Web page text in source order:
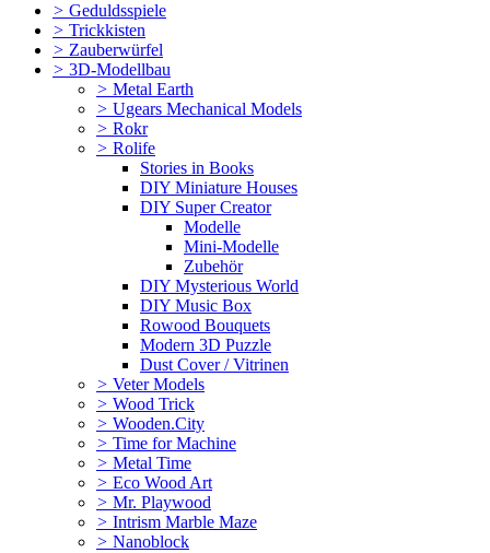
> Geduldsspiele
> Trickkisten
> Zauberwürfel
> 3D-Modellbau
> Metal Earth
> Ugears Mechanical Models
> Rokr
> Rolife
Stories in Books
DIY Miniature Houses
DIY Super Creator
Modelle
Mini-Modelle
Zubehör
DIY Mysterious World
DIY Music Box
Rowood Bouquets
Modern 3D Puzzle
Dust Cover / Vitrinen
> Veter Models
> Wood Trick
> Wooden.City
> Time for Machine
> Metal Time
> Eco Wood Art
> Mr. Playwood
> Intrism Marble Maze
> Nanoblock